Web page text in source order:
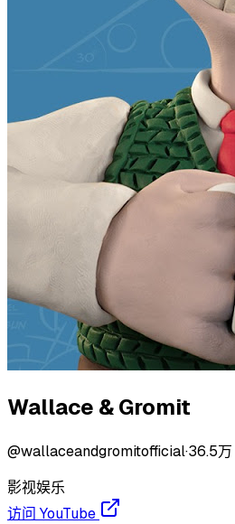
Wallace & Gromit
@wallaceandgromitofficial·36.5万
影视娱乐
访问 YouTube